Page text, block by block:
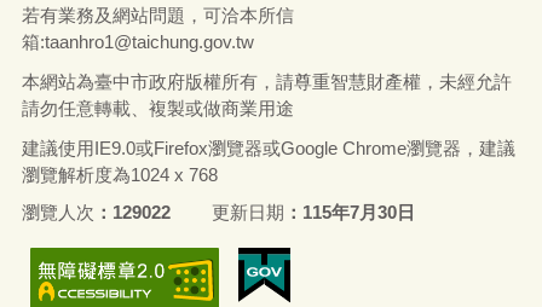
若有業務及網站問題，可洽本所信
箱:taanhro1@taichung.gov.tw
本網站為臺中市政府版權所有，請尊重智慧財產權，未經允許
請勿任意轉載、複製或做商業用途
建議使用IE9.0或Firefox瀏覽器或Google Chrome瀏覽器，建議
瀏覽解析度為1024 x 768
瀏覽人次
129022 更新日期 115年7月30日